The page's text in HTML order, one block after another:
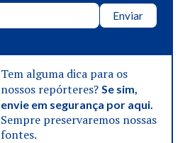
Enviar
Tem alguma dica para os
nossos repórteres? Se sim,
envie em segurança por aqui.
Sempre preservaremos nossas
fontes.